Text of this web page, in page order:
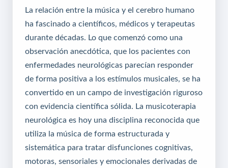
La relación entre la música y el cerebro humano
ha fascinado a científicos, médicos y terapeutas
durante décadas. Lo que comenzó como una
observación anecdótica, que los pacientes con
enfermedades neurológicas parecían responder
de forma positiva a los estímulos musicales, se ha
convertido en un campo de investigación riguroso
con evidencia científica sólida. La musicoterapia
neurológica es hoy una disciplina reconocida que
utiliza la música de forma estructurada y
sistemática para tratar disfunciones cognitivas,
motoras, sensoriales y emocionales derivadas de